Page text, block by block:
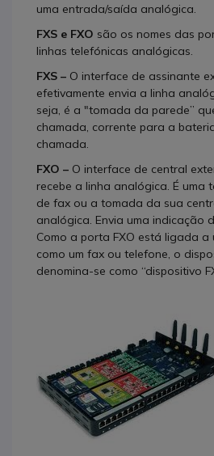
uma entrada/saída analógica.
FXS e FXO são os nomes das
linhas telefónicas analógicas.
FXS – O interface de assinante
efetivamente envia a linha
seja, é a "tomada da parede”
chamada, corrente para a
chamada.
FXO – O interface de central
recebe a linha analógica. É uma
de fax ou a tomada da sua
analógica. Envia uma indicação
Como a porta FXO está ligada a
como um fax ou telefone, o
denomina-se como “dispositivo